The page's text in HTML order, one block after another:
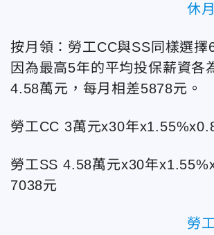
休
按月領：勞工CC與SS同樣選擇
因為最高5年的平均投保薪資各
4.58萬元，每月相差5878元。
勞工CC 3萬元x30年
勞工SS 4.58萬元x30年
7038元
勞